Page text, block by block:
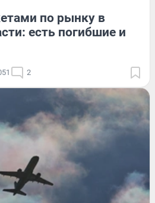
по рынку в
есть погибшие и
2